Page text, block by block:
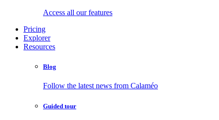
Access all our features
Pricing
Explorer
Resources
Blog
Follow the latest news from Calaméo
Guided tour